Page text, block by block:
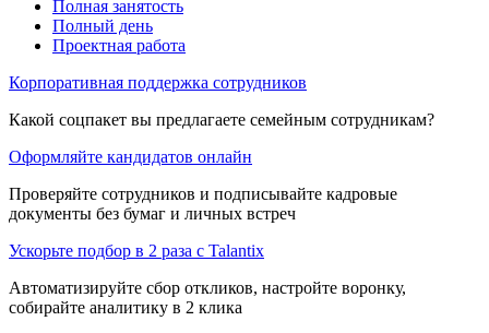
Полная занятость
Полный день
Проектная работа
Корпоративная поддержка сотрудников
Какой соцпакет вы предлагаете семейным сотрудникам?
Оформляйте кандидатов онлайн
Проверяйте сотрудников и подписывайте кадровые
документы без бумаг и личных встреч
Ускорьте подбор в 2 раза с Talantix
Автоматизируйте сбор откликов, настройте воронку,
собирайте аналитику в 2 клика